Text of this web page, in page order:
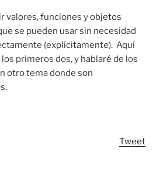
valores, funciones y objetos
se pueden usar sin necesidad
(explícitamente). Aquí
primeros dos, y hablaré de los
otro tema donde son
Tweet